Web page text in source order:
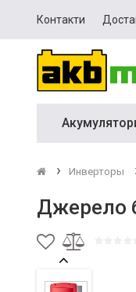
Контакти
Инверторы
Джерело